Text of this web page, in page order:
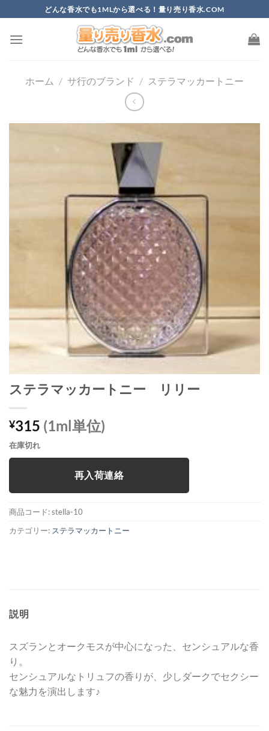
to
content
どんな香水でも1MLから選べる！量り売り香水.COM
ホーム / サ行のブランド / ステラマッカートニー
ステラマッカートニー リリー
¥315 (1ml単位)
在庫切れ
再入荷連絡
商品コード:stella-10
カテゴリー: ステラマッカートニー
説明
スズランとオークモスが中心になった、センシュアルな香
り。
センシュアルなトリュフの香りが、少しダークでセクシー
な魅力を演出します♪